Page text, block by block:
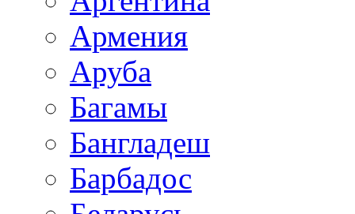
Армения
Аруба
Багамы
Бангладеш
Барбадос